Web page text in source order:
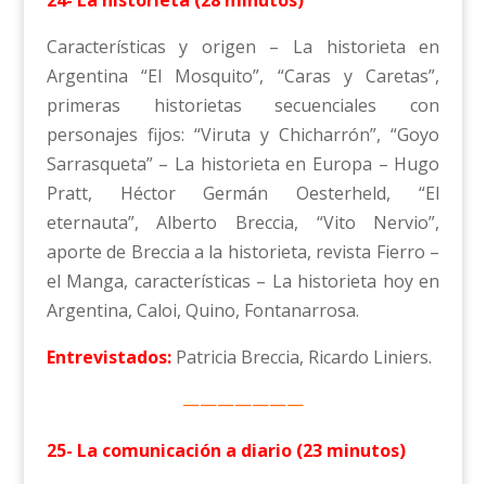
Características y origen – La historieta en
Argentina “El Mosquito”, “Caras y Caretas”,
primeras historietas secuenciales con
personajes fijos: “Viruta y Chicharrón”, “Goyo
Sarrasqueta” – La historieta en Europa – Hugo
Pratt, Héctor Germán Oesterheld, “El
eternauta”, Alberto Breccia, “Vito Nervio”,
aporte de Breccia a la historieta, revista Fierro –
el Manga, características – La historieta hoy en
Argentina, Caloi, Quino, Fontanarrosa.
Entrevistados:Patricia Breccia, Ricardo Liniers.
———————
25- La comunicación a diario (23 minutos)